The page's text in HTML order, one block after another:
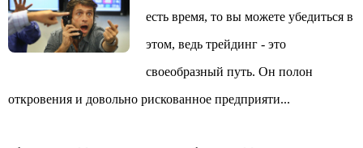
есть время, то вы можете убедиться в
этом, ведь трейдинг - это
своеобразный путь. Он полон
откровения и довольно рискованное предприяти...